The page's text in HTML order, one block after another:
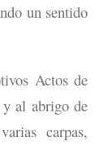
un sentido
Actos de
al abrigo de
carpas,